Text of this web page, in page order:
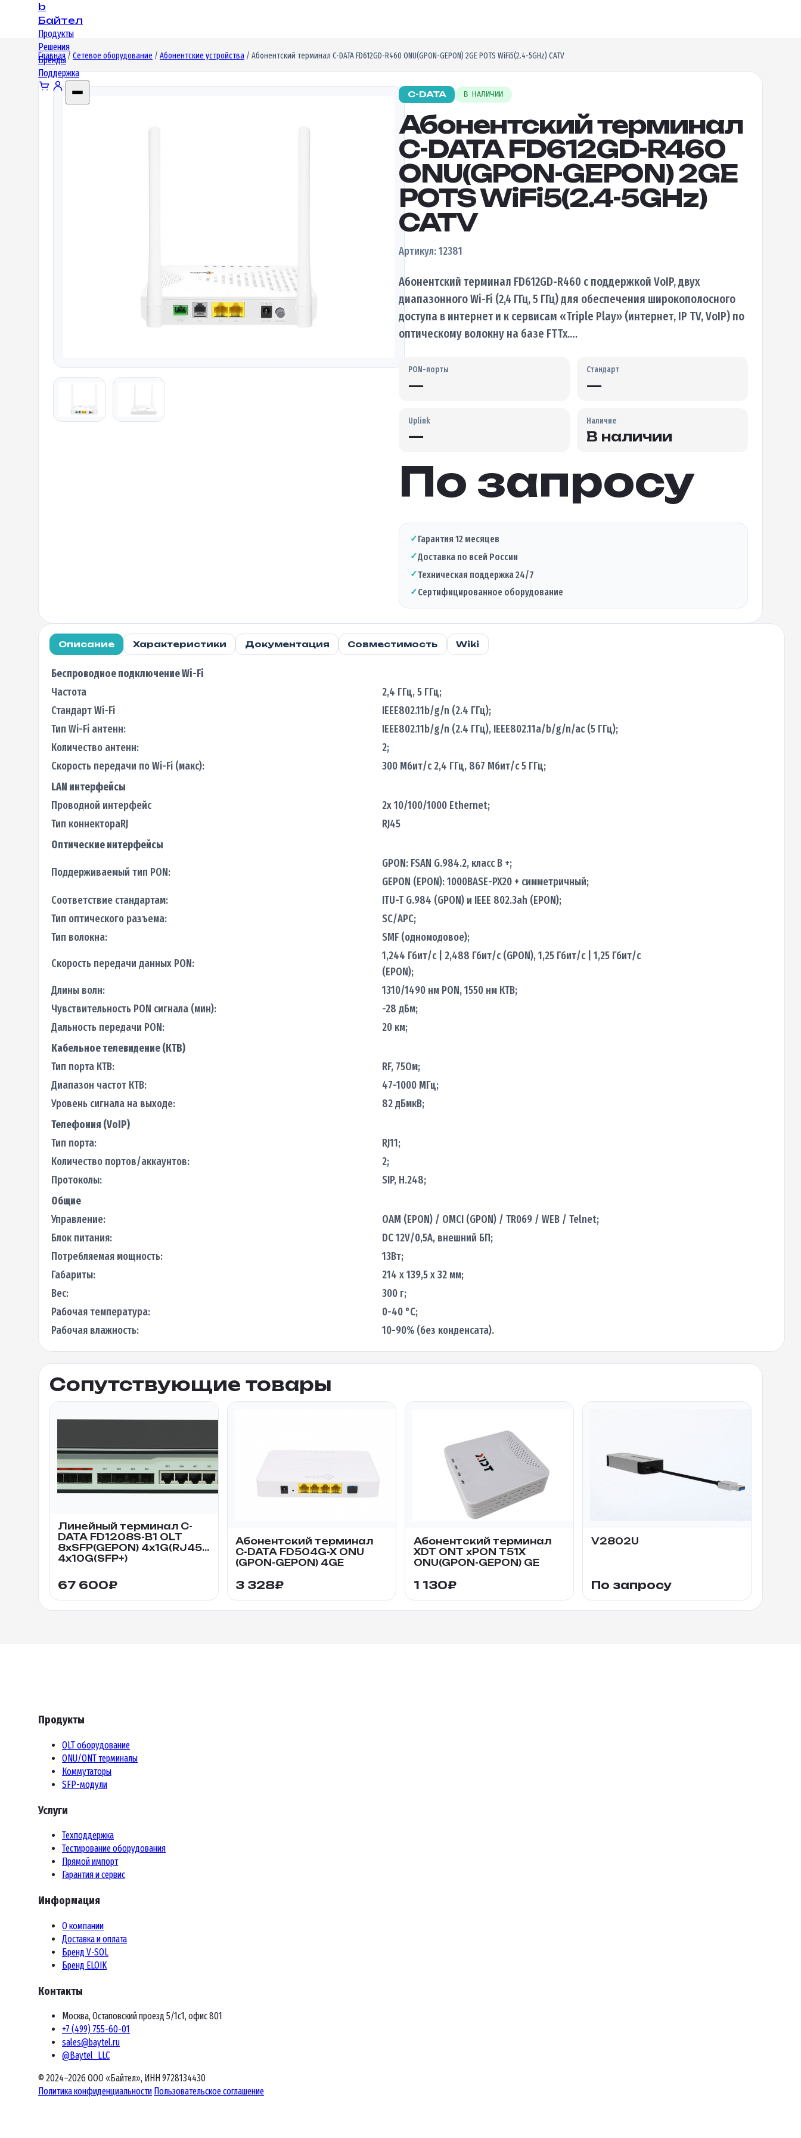
b
Байтел
Продукты
Решения
Бренды
Поддержка
Главная/ Сетевое оборудование / Абонентские устройства / Абонентский терминал C-DATA FD612GD-R460 ONU(GPON-GEPON) 2GE POTS WiFi5(2.4-5GHz) CATV
C-DATA В НАЛИЧИИ
Абонентский терминал
C-DATA FD612GD-R460
ONU(GPON-GEPON) 2GE
POTS WiFi5(2.4-5GHz)
CATV
Артикул: 12381
Абонентский терминал FD612GD-R460 с поддержкой VoIP, двух
диапазонного Wi-Fi (2,4 ГГц, 5 ГГц) для обеспечения широкополосного
доступа в интернет и к сервисам «Triple Play» (интернет, IP TV, VoIP) по
оптическому волокну на базе FTTx.…
PON-порты
—
Стандарт
—
Uplink
—
Наличие
В наличии
По запросу
✓Гарантия 12 месяцев
✓Доставка по всей России
✓Техническая поддержка 24/7
✓Сертифицированное оборудование
Описание Характеристики Документация Совместимость Wiki
Беспроводное подключение Wi-Fi
Частота
2,4 ГГц, 5 ГГц;
Стандарт Wi-Fi
IEEE802.11b/g/n (2.4 ГГц);
Тип Wi-Fi антенн:
IEEE802.11b/g/n (2.4 ГГц), IEEE802.11a/b/g/n/ac (5 ГГц);
Количество антенн:
2;
Скорость передачи по Wi-Fi (макс):
300 Мбит/с 2,4 ГГц, 867 Мбит/с 5 ГГц;
LAN интерфейсы
Проводной интерфейс
2х 10/100/1000 Ethernet;
Тип коннектораRJ
RJ45
Оптические интерфейсы
Поддерживаемый тип PON:
GPON: FSAN G.984.2, класс B +;
GEPON (EPON): 1000BASE-PX20 + симметричный;
Соответствие стандартам:
ITU-T G.984 (GPON) и IEEE 802.3ah (EPON);
Тип оптического разъема:
SC/APC;
Тип волокна:
SMF (одномодовое);
Скорость передачи данных PON:
1,244 Гбит/с | 2,488 Гбит/с (GPON), 1,25 Гбит/с | 1,25 Гбит/с
(EPON);
Длины волн:
1310/1490 нм PON, 1550 нм КТВ;
Чувствительность PON сигнала (мин):
-28 дБм;
Дальность передачи PON:
20 км;
Кабельное телевидение (КТВ)
Тип порта КТВ:
RF, 75Ом;
Диапазон частот КТВ:
47-1000 МГц;
Уровень сигнала на выходе:
82 дБмкВ;
Телефония (VoIP)
Тип порта:
RJ11;
Количество портов/аккаунтов:
2;
Протоколы:
SIP, H.248;
Общие
Управление:
OAM (EPON) / OMCI (GPON) / TR069 / WEB / Telnet;
Блок питания:
DC 12V/0,5A, внешний БП;
Потребляемая мощность:
13Вт;
Габариты:
214 x 139,5 x 32 мм;
Вес:
300 г;
Рабочая температура:
0-40 °С;
Рабочая влажность:
10-90% (без конденсата).
Сопутствующие товары
Линейный терминал C-
DATA FD1208S-B1 OLT
8xSFP(GEPON) 4x1G(RJ45)
4x10G(SFP+)
67 600₽
Абонентский терминал
C-DATA FD504G-X ONU
(GPON-GEPON) 4GE
3 328₽
Абонентский терминал
XDT ONT xPON T51X
ONU(GPON-GEPON) GE
1 130₽
V2802U
По запросу
Продукты
OLT оборудование
ONU/ONT терминалы
Коммутаторы
SFP-модули
Услуги
Техподдержка
Тестирование оборудования
Прямой импорт
Гарантия и сервис
Информация
О компании
Доставка и оплата
Бренд V-SOL
Бренд ELOIK
Контакты
Москва, Остаповский проезд 5/1с1, офис 801
+7 (499) 755-60-01
sales@baytel.ru
@Baytel_LLC
© 2024–2026 ООО «Байтел», ИНН 9728134430
Политика конфиденциальности Пользовательское соглашение